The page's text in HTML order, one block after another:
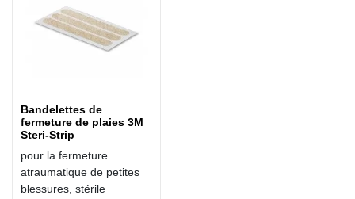
Bandelettes de
fermeture de plaies 3M
Steri-Strip
pour la fermeture
atraumatique de petites
blessures, stérile